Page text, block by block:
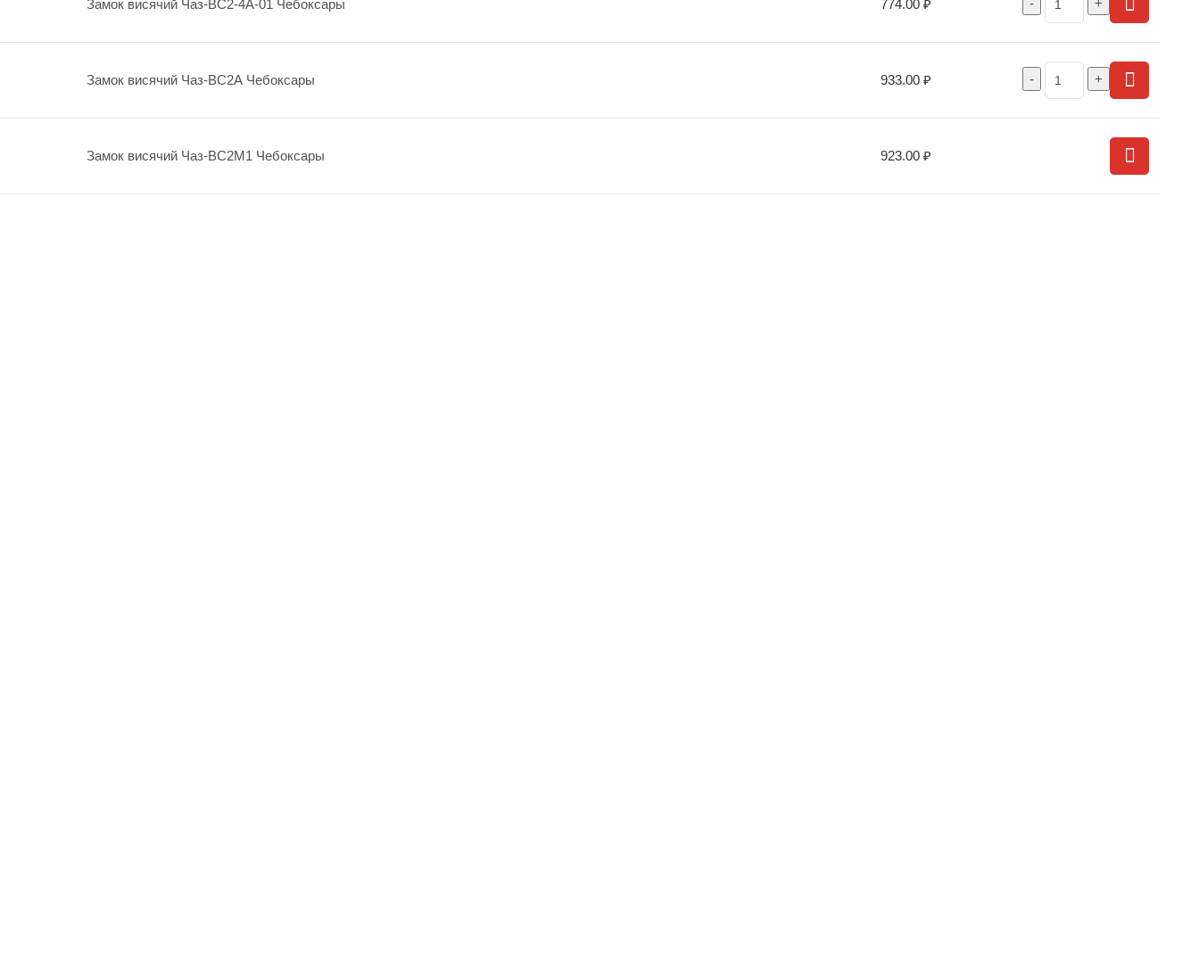
Замок висячий Чаз-ВС2-4А-01 Чебоксары 774.00 ₽
Замок висячий Чаз-ВС2А Чебоксары 933.00 ₽
Замок висячий Чаз-ВС2М1 Чебоксары 923.00 ₽